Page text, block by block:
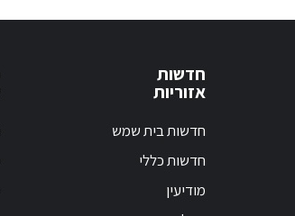
חדשות
אזוריות
חדשות בית שמש
חדשות כללי
מודיעין